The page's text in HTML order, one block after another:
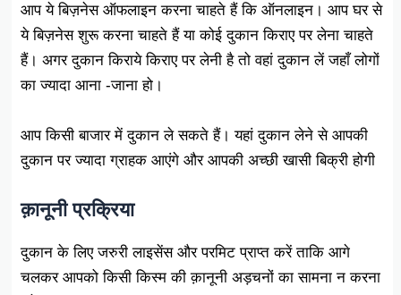
आप ये बिज़नेस ऑफलाइन करना चाहते हैं कि ऑनलाइन। आप घर से
ये बिज़नेस शुरू करना चाहते हैं या कोई दुकान किराए पर लेना चाहते
हैं। अगर दुकान किराये किराए पर लेनी है तो वहां दुकान लें जहाँ लोगों
का ज्यादा आना -जाना हो।
आप किसी बाजार में दुकान ले सकते हैं। यहां दुकान लेने से आपकी
दुकान पर ज्यादा ग्राहक आएंगे और आपकी अच्छी खासी बिक्री होगी
क़ानूनी प्रक्रिया
दुकान के लिए जरुरी लाइसेंस और परमिट प्राप्त करें ताकि आगे
चलकर आपको किसी किस्म की क़ानूनी अड़चनों का सामना न करना